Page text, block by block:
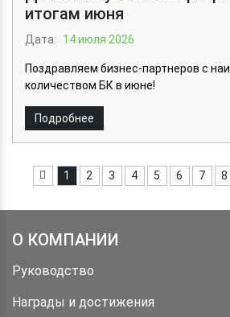
итогам июня
Дата: 14 июля 2026
Поздравляем бизнес-партнеров с
количеством БК в июне!
Подробнее
1 2 3 4 5 6 7 8
О КОМПАНИИ
Руководство
Награды и достижения